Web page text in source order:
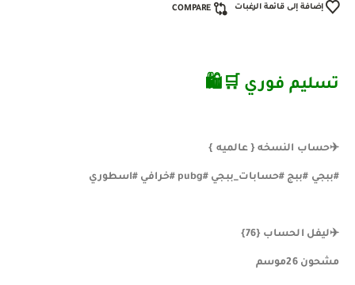
إضافة إلى قائمة الرغبات COMPARE
تسليم فوري ️🛒🛍
✈️حساب النسخه { عالميه }
#ببجي #ببج #حسابات_ببجي #pubg #خرافي #اسطوري
✈️ليفل الحساب {76}
مشحون 26موسم